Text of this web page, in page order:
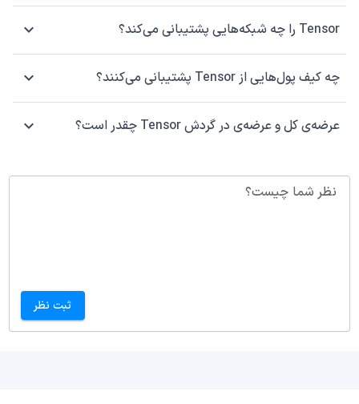
Tensor را چه شبکه‌هایی پشتیبانی می‌کند؟
چه کیف پول‌هایی از Tensor پشتیبانی می‌کنند؟
عرضه‌ی کل و عرضه‌ی در گردش Tensor چقدر است؟
نظر شما چیست؟
ثبت نظر